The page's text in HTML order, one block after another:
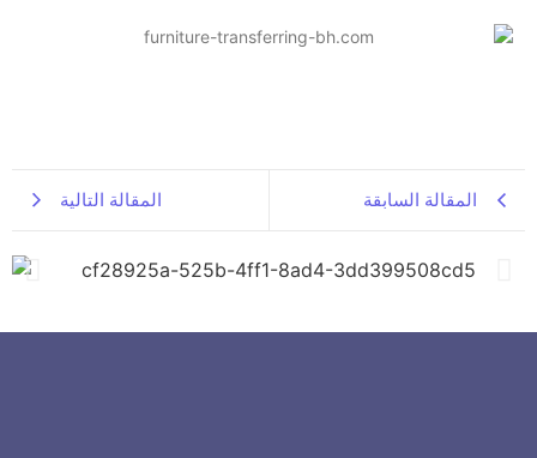
المقالة السابقة المقالة التالية